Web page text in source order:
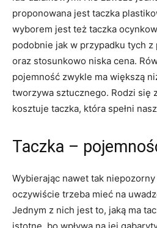
proponowana jest taczka
wyborem jest też taczka
podobnie jak w przypadku tych
oraz stosunkowo niska cena.
pojemność zwykle ma większą
tworzywa sztucznego. Rodzi się
kosztuje taczka, która spełni
Taczka –
Wybierając nawet tak
oczywiście trzeba mieć na
Jednym z nich jest to, jaką ma
istotne, bo wpływa na jej